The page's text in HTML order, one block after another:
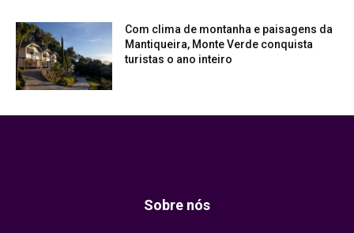
Com clima de montanha e paisagens da
Mantiqueira, Monte Verde conquista
turistas o ano inteiro
Sobre nós